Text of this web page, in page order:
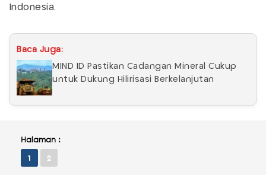
Indonesia.
Baca Juga:
MIND ID Pastikan Cadangan Mineral Cukup
untuk Dukung Hilirisasi Berkelanjutan
Halaman :
1 2